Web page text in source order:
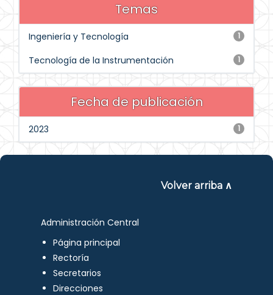
Temas
1
Ingeniería y Tecnología
1
Tecnología de la Instrumentación
Fecha de publicación
1
2023
Volver arriba ∧
Administración Central
Página principal
Rectoría
Secretarios
Direcciones